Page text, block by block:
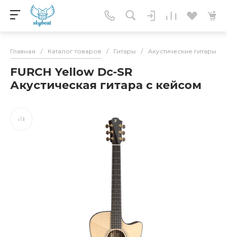
Главная / Каталог товаров / Гитары / Акустические гитары
FURCH Yellow Dc-SR
Акустическая гитара с кейсом